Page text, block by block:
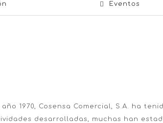
Eventos
1970, Cosensa Comercial, S.A. ha
desarrolladas, muchas han